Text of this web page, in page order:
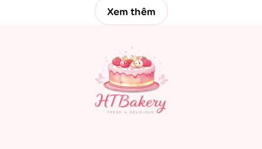
Xem thêm